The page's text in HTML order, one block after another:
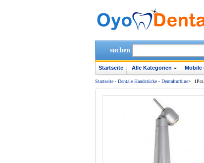
suchen
Startseite Alle Kategorien Mobile
Startseite - Dentale Handstücke - Dentalturbine>